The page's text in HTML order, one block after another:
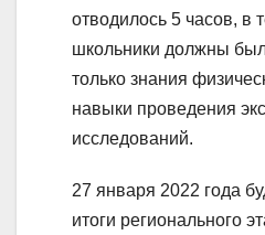
отводилось 5 часов, в
школьники должны
только знания
навыки проведения
исследований.
27 января 2022 года
итоги регионального